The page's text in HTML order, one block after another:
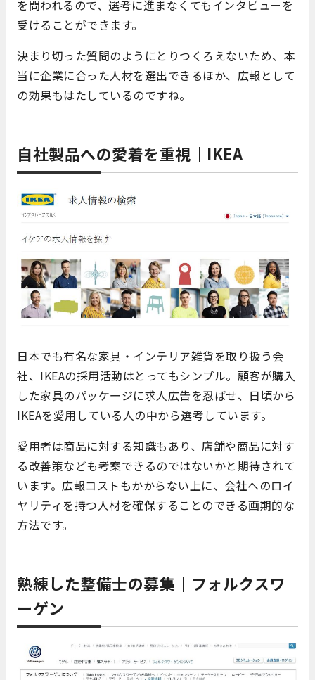
を問われるので、選考に進まなくてもインタビューを
受けることができます。
決まり切った質問のようにとりつくろえないため、本
当に企業に合った人材を選出できるほか、広報として
の効果もはたしているのですね。
自社製品への愛着を重視｜IKEA
日本でも有名な家具・インテリア雑貨を取り扱う会
社、IKEAの採用活動はとってもシンプル。顧客が購入
した家具のパッケージに求人広告を忍ばせ、日頃から
IKEAを愛用している人の中から選考しています。
愛用者は商品に対する知識もあり、店舗や商品に対す
る改善策なども考案できるのではないかと期待されて
います。広報コストもかからない上に、会社へのロイ
ヤリティを持つ人材を確保することのできる画期的な
方法です。
熟練した整備士の募集｜フォルクスワ
ーゲン